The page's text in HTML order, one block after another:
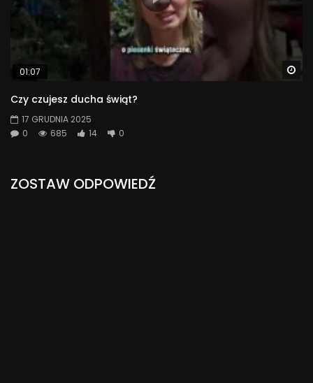
01:07
Czy czujesz ducha świąt?
17 GRUDNIA 2025
0
685 14 0
ZOSTAW ODPOWIEDŹ